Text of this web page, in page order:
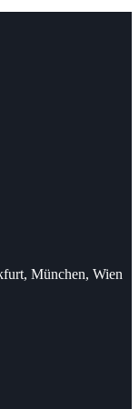
München, Wien